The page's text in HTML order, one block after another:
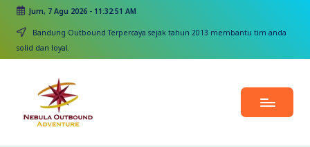
Skip
content
Jum, 7 Agu 2026- 11:32:52 AM
Bandung Outbound Terpercaya sejak tahun 2013 membantu tim anda
solid dan loyal.